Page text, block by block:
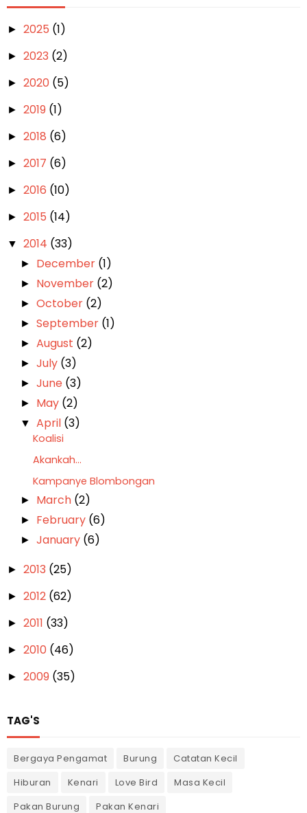
► 2025 (1)
► 2023 (2)
► 2020 (5)
► 2019 (1)
► 2018 (6)
► 2017 (6)
► 2016 (10)
► 2015 (14)
▼ 2014 (33)
► December (1)
► November (2)
►October (2)
►September (1)
►August (2)
►July (3)
►June (3)
► May (2)
▼April (3)
Koalisi
Akankah...
Kampanye Blombongan
► March (2)
► February (6)
►January (6)
► 2013 (25)
► 2012 (62)
► 2011 (33)
► 2010 (46)
► 2009 (35)
TAG'S
Bergaya Pengamat Burung
Catatan Kecil
Hiburan
Kenari Love Bird
Masa Kecil
Pakan Burung
Pakan Kenari